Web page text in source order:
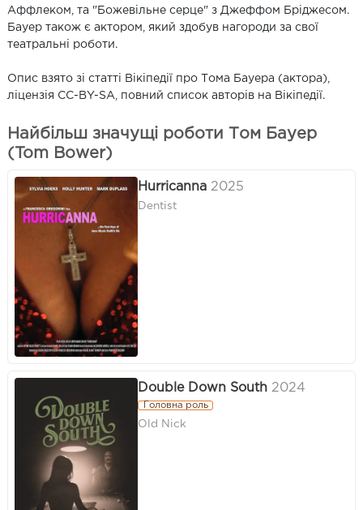
Аффлеком, та "Божевільне серце" з Джеффом Бріджесом.
Бауер також є актором, який здобув нагороди за свої
театральні роботи.
Опис взято зі статті Вікіпедії про Тома Бауера (актора),
ліцензія CC-BY-SA, повний список авторів на Вікіпедії.
Найбільш значущі роботи Том Бауер
(Tom Bower)
Hurricanna 2025
Dentist
Double Down South 2024
Головна роль
Old Nick